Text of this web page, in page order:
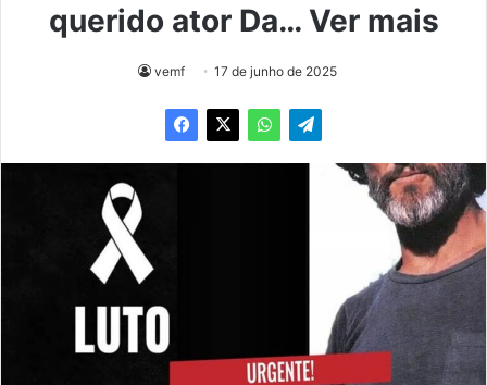
querido ator Da… Ver mais
vemf 17 de junho de 2025